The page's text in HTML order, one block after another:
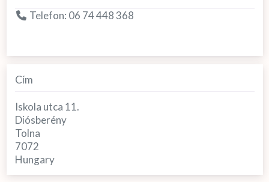
Telefon: 06 74 448 368
Cím
Iskola utca 11.
Diósberény
Tolna
7072
Hungary